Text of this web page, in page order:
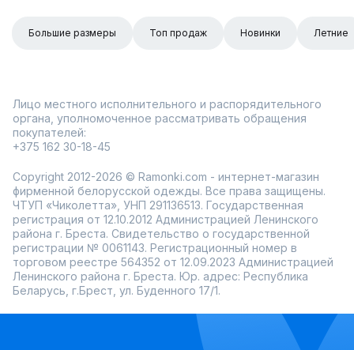
Большие размеры Топ продаж Новинки Летние
Лицо местного исполнительного и распорядительного
органа, уполномоченное рассматривать обращения
покупателей:
+375 162 30-18-45
Copyright 2012-2026 © Ramonki.com - интернет-магазин
фирменной белорусской одежды. Все права защищены.
ЧТУП «Чиколетта», УНП 291136513. Государственная
регистрация от 12.10.2012 Администрацией Ленинского
района г. Бреста. Свидетельство о государственной
регистрации № 0061143. Регистрационный номер в
торговом реестре 564352 от 12.09.2023 Администрацией
Ленинского района г. Бреста. Юр. адрес: Республика
Беларусь, г.Брест, ул. Буденного 17/1.